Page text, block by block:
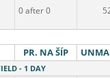
0 after 0
PR. NA ŠÍP
- 1 DAY